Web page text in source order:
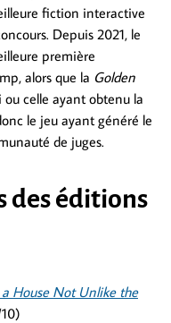
fiction interactive
Depuis 2021, le
première
alors que la Golden
celle ayant obtenu la
le jeu ayant généré le
de juges.
des éditions
House Not Unlike the